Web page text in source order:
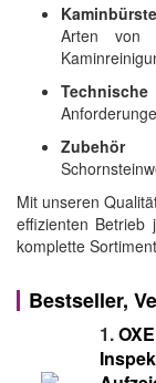
Arten von
Zubehör:
Mit unseren
effizienten Betrieb
komplette
Bestseller,
1.